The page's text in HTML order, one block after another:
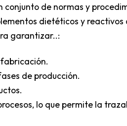
conjunto de normas y
dietéticos y reactivos
garantizar..:
de producción.
lo que permite la